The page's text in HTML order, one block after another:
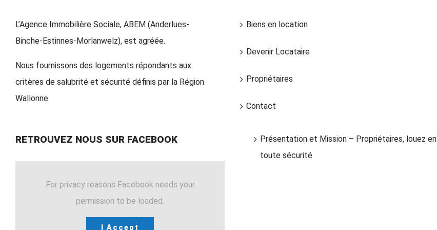
L’Agence Immobilière Sociale, ABEM (Anderlues-
Binche-Estinnes-Morlanwelz), est agréée.
Nous fournissons des logements répondants aux
critères de salubrité et sécurité définis par la Région
Wallonne.
RETROUVEZ NOUS SUR FACEBOOK
For privacy reasons Facebook needs your
permission to be loaded.
I Accept
Biens en location
Devenir Locataire
Propriétaires
Contact
Présentation et Mission – Propriétaires, louez en
toute sécurité